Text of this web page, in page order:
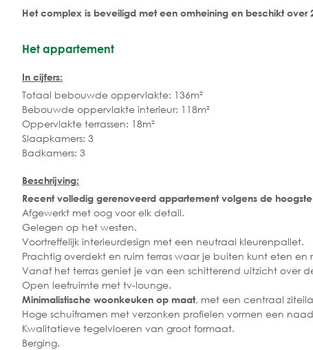
Het complex is beveiligd met een omheining en beschikt over
Het appartement
In cijfers:
Totaal bebouwde oppervlakte: 136m²
Bebouwde oppervlakte interieur: 118m²
Oppervlakte terrassen: 18m²
Slaapkamers: 3
Badkamers: 3
Beschrijving:
Recent volledig gerenoveerd appartement volgens de
Afgewerkt met oog voor elk detail.
Gelegen op het westen.
Voortreffelijk interieurdesign met een neutraal kleurenpallet.
Prachtig overdekt en ruim terras waar je buiten kunt eten en
Vanaf het terras geniet je van een schitterend uitzicht over
Open leefruimte met tv-lounge.
Minimalistische woonkeuken op maat, met een centraal
Hoge schuiframen met verzonken profielen vormen een
Kwalitatieve tegelvloeren van groot formaat.
Berging.